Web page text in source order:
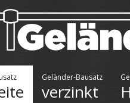
Geländer-Bausatz
verzinkt